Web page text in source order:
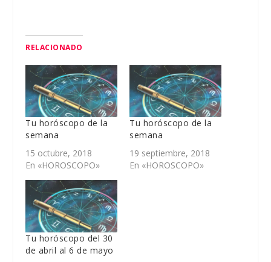
RELACIONADO
Tu horóscopo de la
semana
15 octubre, 2018
En «HOROSCOPO»
Tu horóscopo de la
semana
19 septiembre, 2018
En «HOROSCOPO»
Tu horóscopo del 30
de abril al 6 de mayo